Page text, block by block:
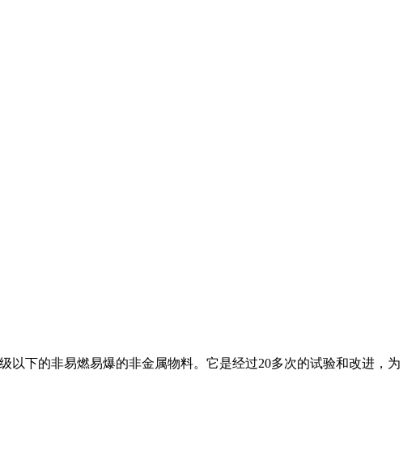
以下的非易燃易爆的非金属物料。它是经过20多次的试验和改进，为